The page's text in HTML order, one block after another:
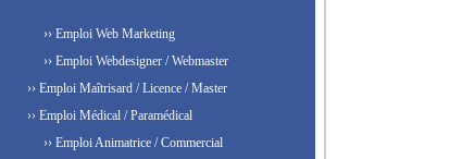
›› Emploi Web Marketing
›› Emploi Webdesigner / Webmaster
›› Emploi Maîtrisard / Licence / Master
›› Emploi Médical / Paramédical
›› Emploi Animatrice / Commercial